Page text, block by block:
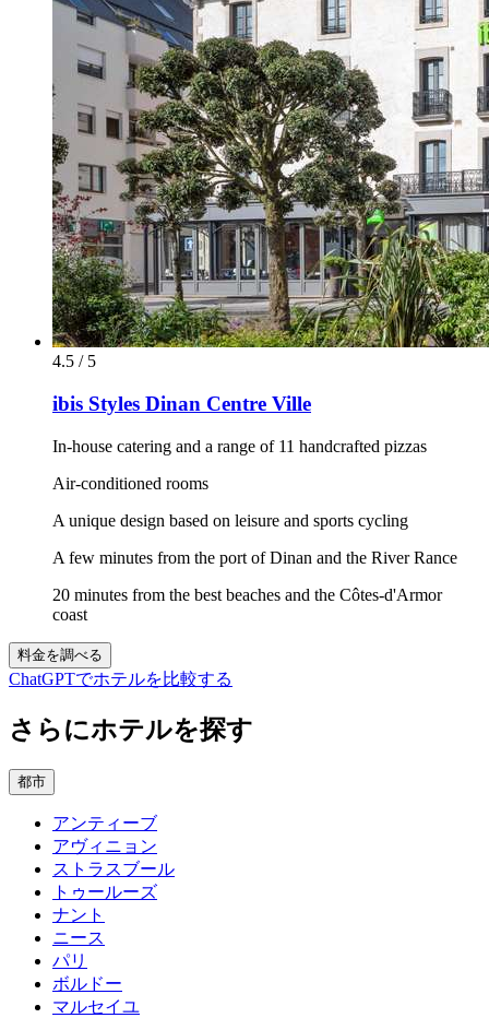
4.5 / 5
ibis Styles Dinan Centre Ville
In-house catering and a range of 11 handcrafted pizzas
Air-conditioned rooms
A unique design based on leisure and sports cycling
A few minutes from the port of Dinan and the River Rance
20 minutes from the best beaches and the Côtes-d'Armor
coast
料金を調べる
ChatGPTでホテルを比較する
さらにホテルを探す
都市
アンティーブ
アヴィニョン
ストラスブール
トゥールーズ
ナント
ニース
パリ
ボルドー
マルセイユ